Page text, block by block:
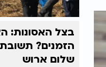
בצל האסונות:
הזמנים?
שלום ארוש